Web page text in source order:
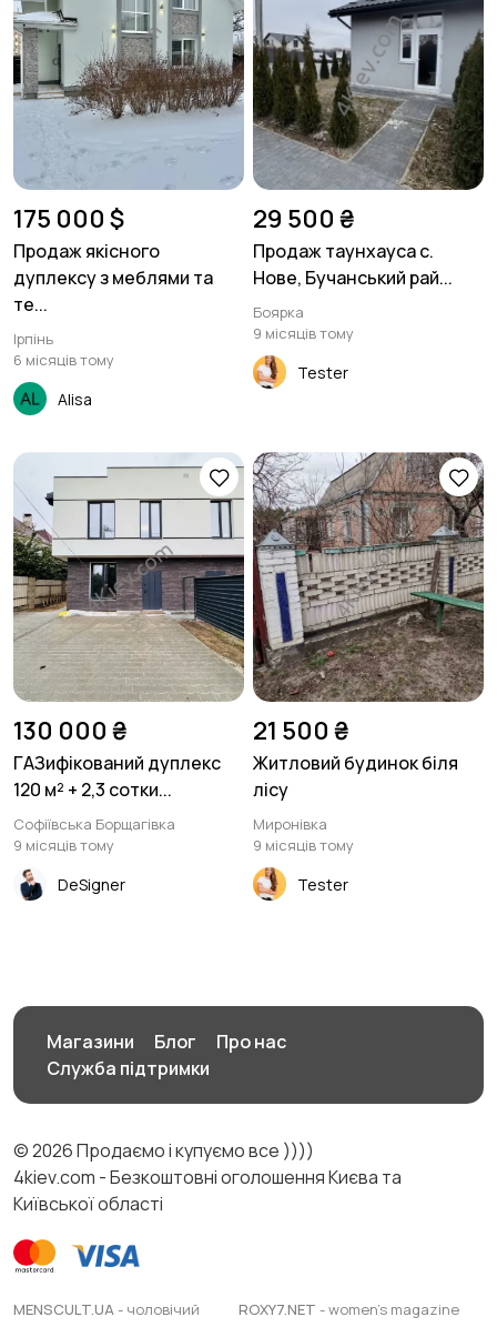
175 000 $
Продаж якісного
дуплексу з меблями та
те...
Ірпінь
6 місяців тому
Alisa
29 500 ₴
Продаж таунхауса с.
Нове, Бучанський рай...
Боярка
9 місяців тому
Tester
130 000 ₴
ГАЗифікований дуплекс
120 м² + 2,3 сотки...
Софіївська Борщагівка
9 місяців тому
DeSigner
21 500 ₴
Житловий будинок біля
лісу
Миронівка
9 місяців тому
Tester
Магазини Блог
Про нас
Служба підтримки
© 2026 Продаємо і купуємо все ))))
4kiev.com - Безкоштовні оголошення Києва та
Київської області
MENSCULT.UA- чоловічий
ROXY7.NET - women's magazine